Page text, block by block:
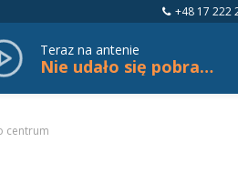
+48 17 222
Teraz na antenie
Nie udało się pobrać tytułu.
centrum